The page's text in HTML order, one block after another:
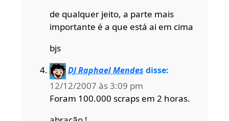
de qualquer jeito, a parte mais
importante é a que está ai em cima
bjs
DJ Raphael Mendes disse:
12/12/2007 às 3:09 pm
Foram 100.000 scraps em 2 horas.